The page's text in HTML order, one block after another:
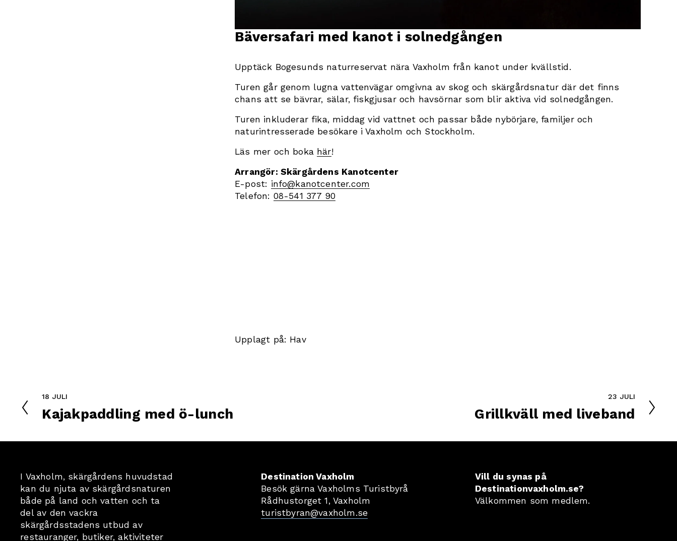
Bäversafari med kanot i solnedgången
Upptäck Bogesunds naturreservat nära Vaxholm från kanot under kvällstid.
Turen går genom lugna vattenvägar omgivna av skog och skärgårdsnatur där det finns
chans att se bävrar, sälar, fiskgjusar och havsörnar som blir aktiva vid solnedgången.
Turen inkluderar fika, middag vid vattnet och passar både nybörjare, familjer och
naturintresserade besökare i Vaxholm och Stockholm.
Läs mer och boka här!
Arrangör: Skärgårdens Kanotcenter
E-post: info@kanotcenter.com
Telefon: 08-541 377 90
Upplagt på: Hav
F
ö
e
n
e
18 JULI
Kajakpaddling med ö-lunch
ä
23 JULI
Grillkväll med liveband
I Vaxholm, skärgårdens huvudstad
kan du njuta av skärgårdsnaturen
både på land och vatten och ta
del av den vackra
skärgårdsstadens utbud av
restauranger, butiker, aktiviteter
Destination Vaxholm
Besök gärna Vaxholms Turistbyrå
Rådhustorget 1, Vaxholm
turistbyran@vaxholm.se
Vill du synas på
Destinationvaxholm.se?
Välkommen som medlem.